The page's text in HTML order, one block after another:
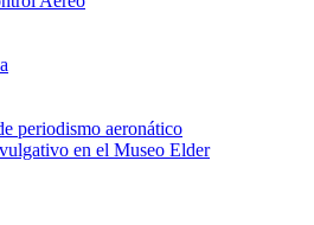
periodismo aeronático
en el Museo Elder